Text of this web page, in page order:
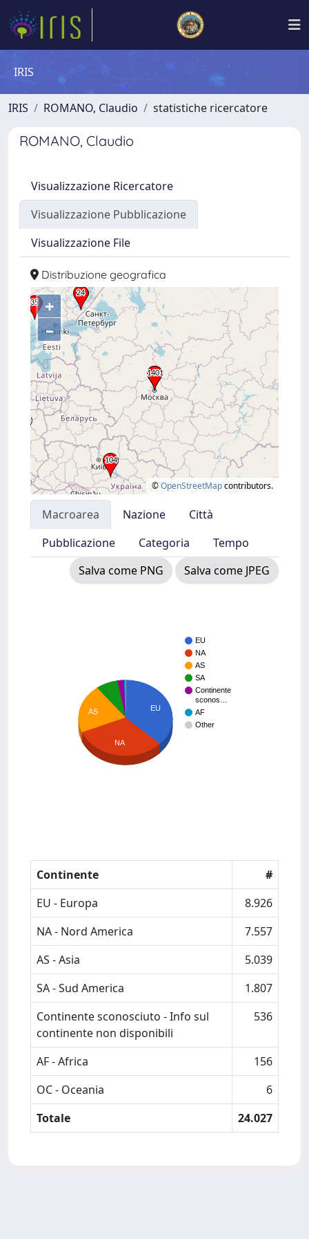
IRIS
IRIS ROMANO, Claudio statistiche ricercatore
ROMANO, Claudio
Visualizzazione Ricercatore
Visualizzazione Pubblicazione
Visualizzazione File
Distribuzione geografica
+
–
©OpenStreetMapcontributors.
Macroarea Nazione
Città
Pubblicazione
Categoria
Tempo
Salva come PNG
Salva come JPEG
EU
NA
AS
SA
Continente
sconos…
AF
Other
EU
AS
NA
Continente
#
EU - Europa
8.926
NA - Nord America
7.557
AS - Asia
5.039
SA - Sud America
1.807
Continente sconosciuto - Info sul
continente non disponibili
536
AF - Africa
156
OC - Oceania
6
Totale
24.027